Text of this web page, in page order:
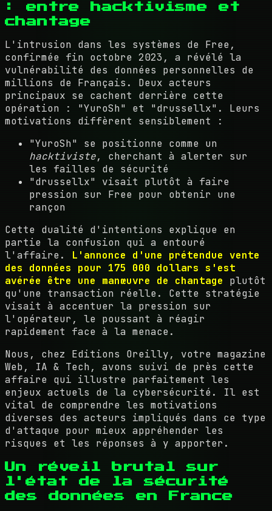
: entre hacktivisme et
chantage
L'intrusion dans les systèmes de Free,
confirmée fin octobre 2023, a révélé la
vulnérabilité des données personnelles de
millions de Français. Deux acteurs
principaux se cachent derrière cette
opération : "YuroSh" et "drussellx". Leurs
motivations diffèrent sensiblement :
"YuroSh" se positionne comme un
hacktiviste, cherchant à alerter sur
les failles de sécurité
"drussellx" visait plutôt à faire
pression sur Free pour obtenir une
rançon
Cette dualité d'intentions explique en
partie la confusion qui a entouré
l'affaire. L'annonce d'une prétendue vente
des données pour 175 000 dollars s'est
avérée être une manœuvre de chantage plutôt
qu'une transaction réelle. Cette stratégie
visait à accentuer la pression sur
l'opérateur, le poussant à réagir
rapidement face à la menace.
Nous, chez Editions Oreilly, votre magazine
Web, IA & Tech, avons suivi de près cette
affaire qui illustre parfaitement les
enjeux actuels de la cybersécurité. Il est
vital de comprendre les motivations
diverses des acteurs impliqués dans ce type
d'attaque pour mieux appréhender les
risques et les réponses à y apporter.
Un réveil brutal sur
l'état de la sécurité
des données en France